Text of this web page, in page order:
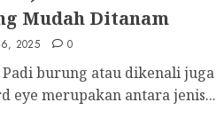
Mudah Ditanam
6, 2025 0
burung atau dikenali juga
eye merupakan antara jenis...